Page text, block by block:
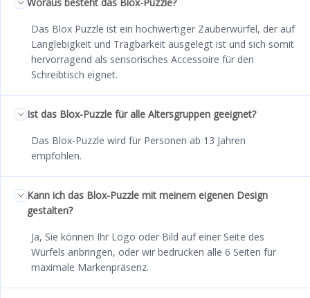
Woraus besteht das Blox-Puzzle?
Das Blox Puzzle ist ein hochwertiger Zauberwürfel, der auf
Langlebigkeit und Tragbarkeit ausgelegt ist und sich somit
hervorragend als sensorisches Accessoire für den
Schreibtisch eignet.
Ist das Blox-Puzzle für alle Altersgruppen geeignet?
Das Blox-Puzzle wird für Personen ab 13 Jahren
empfohlen.
Kann ich das Blox-Puzzle mit meinem eigenen Design
gestalten?
Ja, Sie können Ihr Logo oder Bild auf einer Seite des
Würfels anbringen, oder wir bedrucken alle 6 Seiten für
maximale Markenpräsenz.